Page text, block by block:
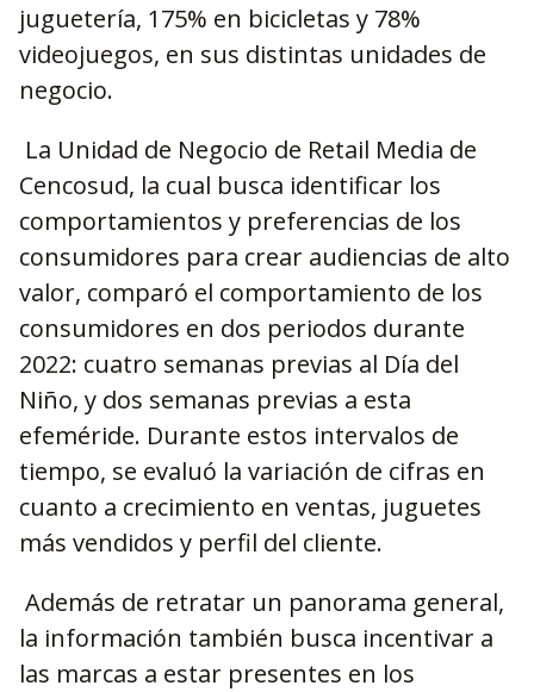
juguetería, 175% en bicicletas y 78%
videojuegos, en sus distintas unidades de
negocio.
La Unidad de Negocio de Retail Media de
Cencosud, la cual busca identificar los
comportamientos y preferencias de los
consumidores para crear audiencias de alto
valor, comparó el comportamiento de los
consumidores en dos periodos durante
2022: cuatro semanas previas al Día del
Niño, y dos semanas previas a esta
efeméride. Durante estos intervalos de
tiempo, se evaluó la variación de cifras en
cuanto a crecimiento en ventas, juguetes
más vendidos y perfil del cliente.
Además de retratar un panorama general,
la información también busca incentivar a
las marcas a estar presentes en los